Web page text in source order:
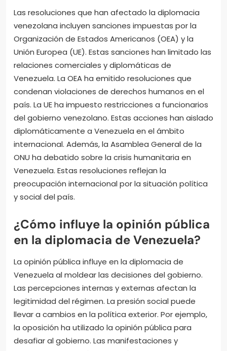
Las resoluciones que han afectado la diplomacia
venezolana incluyen sanciones impuestas por la
Organización de Estados Americanos (OEA) y la
Unión Europea (UE). Estas sanciones han limitado las
relaciones comerciales y diplomáticas de
Venezuela. La OEA ha emitido resoluciones que
condenan violaciones de derechos humanos en el
país. La UE ha impuesto restricciones a funcionarios
del gobierno venezolano. Estas acciones han aislado
diplomáticamente a Venezuela en el ámbito
internacional. Además, la Asamblea General de la
ONU ha debatido sobre la crisis humanitaria en
Venezuela. Estas resoluciones reflejan la
preocupación internacional por la situación política
y social del país.
¿Cómo influye la opinión pública
en la diplomacia de Venezuela?
La opinión pública influye en la diplomacia de
Venezuela al moldear las decisiones del gobierno.
Las percepciones internas y externas afectan la
legitimidad del régimen. La presión social puede
llevar a cambios en la política exterior. Por ejemplo,
la oposición ha utilizado la opinión pública para
desafiar al gobierno. Las manifestaciones y